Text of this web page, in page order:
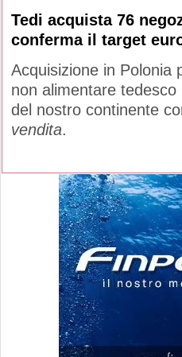
Tedi acquista 76
conferma il target
Acquisizione in Polonia
non alimentare tedesco
del nostro continente
vendita.